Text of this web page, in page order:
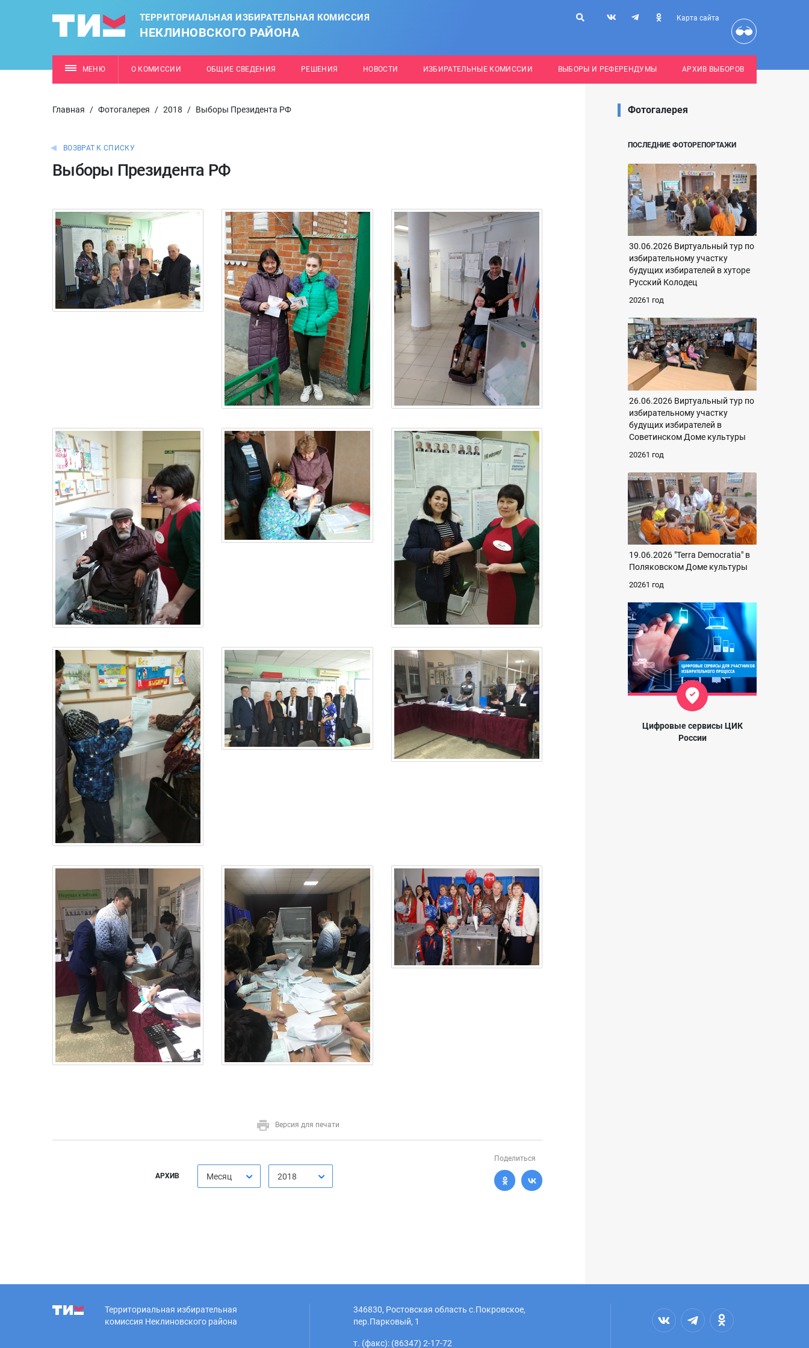
ТЕРРИТОРИАЛЬНАЯ ИЗБИРАТЕЛЬНАЯ КОМИССИЯ
НЕКЛИНОВСКОГО РАЙОНА
Карта сайта
МЕНЮ О КОМИССИИ ОБЩИЕ СВЕДЕНИЯ РЕШЕНИЯ НОВОСТИ ИЗБИРАТЕЛЬНЫЕ КОМИССИИ ВЫБОРЫ И РЕФЕРЕНДУМЫ АРХИВ ВЫБОРОВ
Главная / Фотогалерея / 2018 / Выборы Президента РФ
ВОЗВРАТ К СПИСКУ
Выборы Президента РФ
Версия для печати
АРХИВ Месяц 2018
Поделиться
Фотогалерея
ПОСЛЕДНИЕ ФОТОРЕПОРТАЖИ
30.06.2026 Виртуальный тур по
избирательному участку
будущих избирателей в хуторе
Русский Колодец
20261 год
26.06.2026 Виртуальный тур по
избирательному участку
будущих избирателей в
Советинском Доме культуры
20261 год
19.06.2026 "Terra Democratia" в
Поляковском Доме культуры
20261 год
Цифровые сервисы ЦИК
России
Территориальная избирательная
комиссия Неклиновского района
346830, Ростовская область с.Покровское,
пер.Парковый, 1
т. (факс): (86347) 2-17-72